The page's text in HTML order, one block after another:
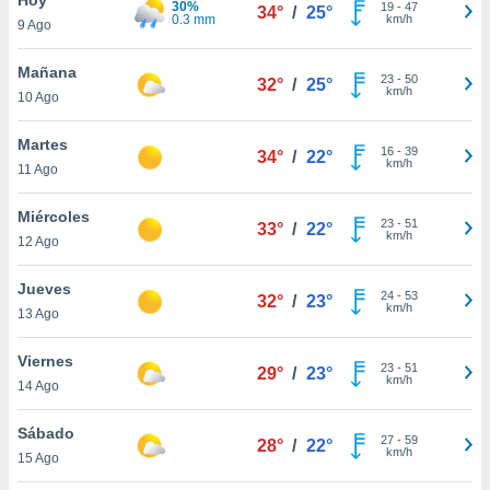
y
en
más
de
9 Ago
30%
0.3 mm
34° / 25° 19- 47
km/h
Mañana
10 Ago
32° / 25° 23- 50
km/h
Martes
11 Ago
34° / 22° 16- 39
km/h
Miércoles
12 Ago
33° / 22° 23- 51
km/h
Jueves
13 Ago
32° / 23° 24- 53
km/h
Viernes
14 Ago
29° / 23° 23- 51
km/h
Sábado
15 Ago
28° / 22° 27- 59
km/h